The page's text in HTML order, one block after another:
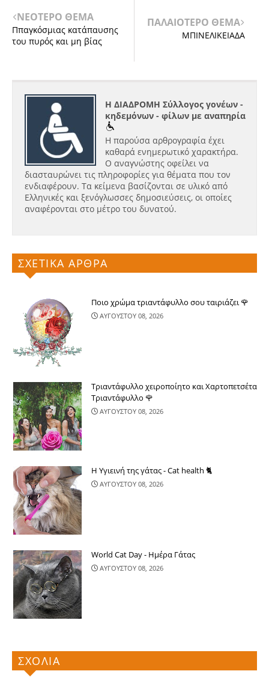
ΝΕΟΤΕΡΟ ΘΕΜΑ
Ππαγκόσμιας κατάπαυσης
του πυρός και μη βίας
ΠΑΛΑΙΟΤΕΡΟ ΘΕΜΑ
ΜΠΙΝΕΛΙΚΕΙΑΔΑ
Η ΔΙΑΔΡΟΜΗ Σύλλογος γονέων -
κηδεμόνων - φίλων με αναπηρία
Η παρούσα αρθρογραφία έχει
καθαρά ενημερωτικό χαρακτήρα.
Ο αναγνώστης οφείλει να
διασταυρώνει τις πληροφορίες για θέματα που τον
ενδιαφέρουν. Τα κείμενα βασίζονται σε υλικό από
Ελληνικές και ξενόγλωσσες δημοσιεύσεις, οι οποίες
αναφέρονται στο μέτρο του δυνατού.
ΣΧΕΤΙΚΑ ΑΡΘΡΑ
Ποιο χρώμα τριαντάφυλλο σου ταιριάζει 🌹
ΑΥΓΟΥΣΤΟΥ 08, 2026
Τριαντάφυλλο χειροποίητο και Χαρτοπετσέτα
Τριαντάφυλλο 🌹
ΑΥΓΟΥΣΤΟΥ 08, 2026
Η Υγιεινή της γάτας - Cat health 🐈
ΑΥΓΟΥΣΤΟΥ 08, 2026
World Cat Day - Ημέρα Γάτας
ΑΥΓΟΥΣΤΟΥ 08, 2026
ΣΧΟΛΙΑ